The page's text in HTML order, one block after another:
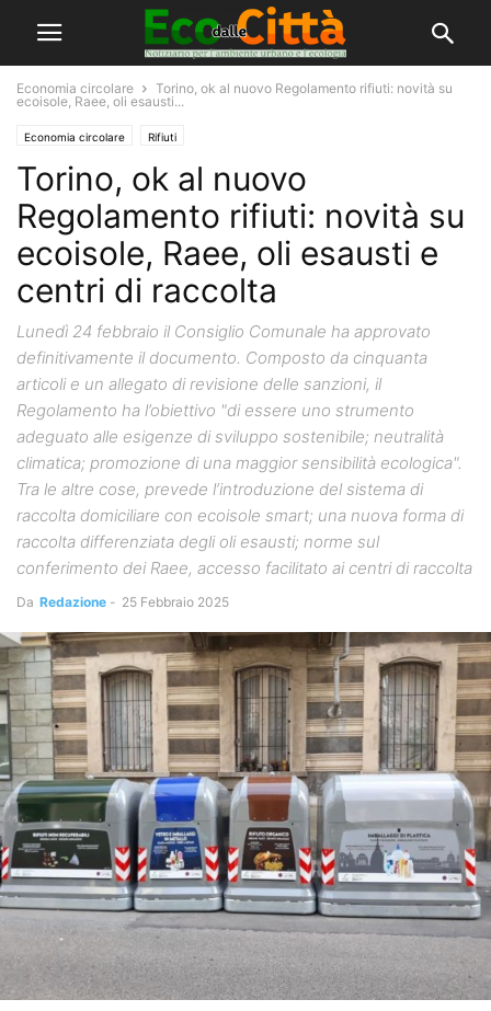
Economia circolare
Torino, ok al nuovo Regolamento rifiuti: novità su
ecoisole, Raee, oli esausti...
Economia circolare Rifiuti
Torino, ok al nuovo
Regolamento rifiuti: novità su
ecoisole, Raee, oli esausti e
centri di raccolta
Lunedì 24 febbraio il Consiglio Comunale ha approvato
definitivamente il documento. Composto da cinquanta
articoli e un allegato di revisione delle sanzioni, il
Regolamento ha l’obiettivo "di essere uno strumento
adeguato alle esigenze di sviluppo sostenibile; neutralità
climatica; promozione di una maggior sensibilità ecologica".
Tra le altre cose, prevede l’introduzione del sistema di
raccolta domiciliare con ecoisole smart; una nuova forma di
raccolta differenziata degli oli esausti; norme sul
conferimento dei Raee, accesso facilitato ai centri di raccolta
Da Redazione - 25 Febbraio 2025